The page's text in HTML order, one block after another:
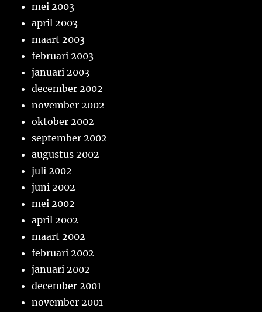
mei 2003
april 2003
maart 2003
februari 2003
januari 2003
december 2002
november 2002
oktober 2002
september 2002
augustus 2002
juli 2002
juni 2002
mei 2002
april 2002
maart 2002
februari 2002
januari 2002
december 2001
november 2001